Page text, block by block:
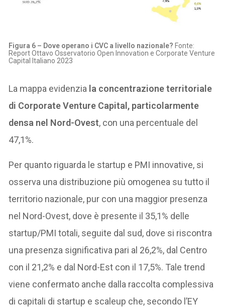
Figura 6 – Dove operano i CVC a livello nazionale? Fonte:
Report Ottavo Osservatorio Open Innovation e Corporate Venture
Capital Italiano 2023
La mappa evidenzia la concentrazione territoriale
di Corporate Venture Capital, particolarmente
densa nel Nord-Ovest, con una percentuale del
47,1%.
Per quanto riguarda le startup e PMI innovative, si
osserva una distribuzione più omogenea su tutto il
territorio nazionale, pur con una maggior presenza
nel Nord-Ovest, dove è presente il 35,1% delle
startup/PMI totali, seguite dal sud, dove si riscontra
una presenza significativa pari al 26,2%, dal Centro
con il 21,2% e dal Nord-Est con il 17,5%. Tale trend
viene confermato anche dalla raccolta complessiva
di capitali di startup e scaleup che, secondo l’EY